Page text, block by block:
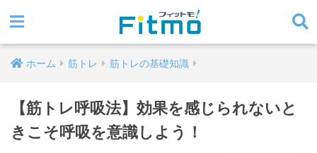
ホーム 筋トレ 筋トレの基礎知識
【筋トレ呼吸法】効果を感じられないと
きこそ呼吸を意識しよう！